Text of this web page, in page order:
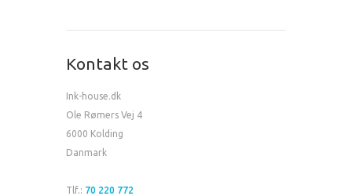
Kontakt os
Ink-house.dk
Ole Rømers Vej 4
6000 Kolding
Danmark
Tlf.: 70 220 772